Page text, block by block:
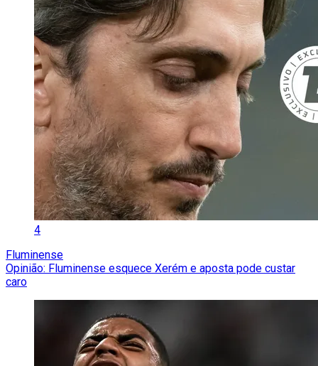
4
Fluminense
Opinião: Fluminense esquece Xerém e aposta pode custar
caro